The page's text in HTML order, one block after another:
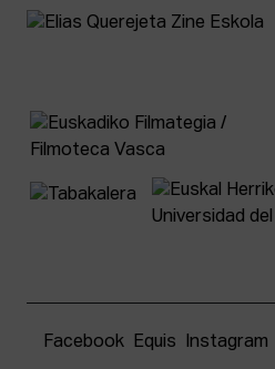
Facebook Equis Instagram